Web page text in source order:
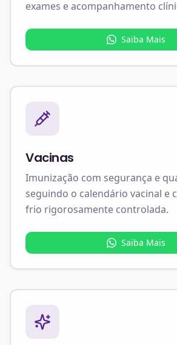
exames e acompanhamento
Saiba Mais
Vacinas
Imunização com segurança e
seguindo o calendário vacinal e
frio rigorosamente controlada.
Saiba Mais